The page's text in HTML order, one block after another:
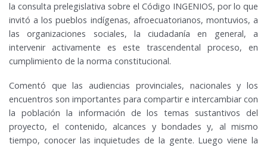
la consulta prelegislativa sobre el Código INGENIOS, por lo que
invitó a los pueblos indígenas, afroecuatorianos, montuvios, a
las organizaciones sociales, la ciudadanía en general, a
intervenir activamente es este trascendental proceso, en
cumplimiento de la norma constitucional.
Comentó que las audiencias provinciales, nacionales y los
encuentros son importantes para compartir e intercambiar con
la población la información de los temas sustantivos del
proyecto, el contenido, alcances y bondades y, al mismo
tiempo, conocer las inquietudes de la gente. Luego viene la